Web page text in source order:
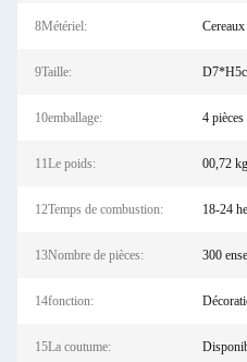
8Métériel:
9Taille:
10emballage: 4 pièces
11Le poids: 00,72
12Temps de combustion: 18-24
13Nombre de pièces: 300
14fonction:
15La coutume: